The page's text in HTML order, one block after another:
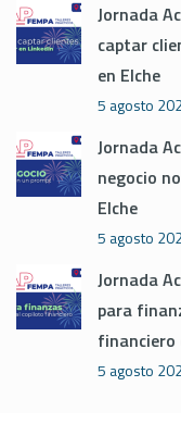
Jornada
captar
en Elche
5 agosto
Jornada
negocio
Elche
5 agosto
Jornada
para
financiero
5 agosto